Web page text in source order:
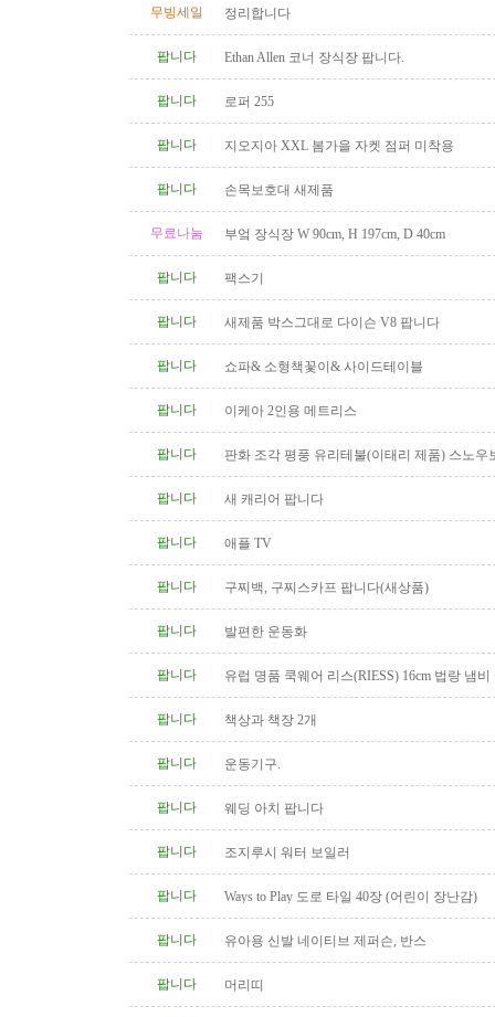
무빙세일 정리합니다
팝니다 Ethan Allen 코너 장식장 팝니다.
팝니다 로퍼 255
팝니다 지오지아 XXL 봄가을 자켓 점퍼 미착용
팝니다 손목보호대 새제품
무료나눔 부엌 장식장 W 90cm, H 197cm, D 40cm
팝니다 팩스기
팝니다 새제품 박스그대로 다이슨 V8 팝니다
팝니다 쇼파& 소형책꽃이& 사이드테이블
팝니다 이케아 2인용 메트리스
팝니다
판화 조각 평풍 유리테불(이태리 제품) 스노우
팝니다
새 캐리어 팝니다
팝니다 애플 TV
팝니다 구찌백, 구찌스카프 팝니다(새상품)
팝니다 발편한 운동화
팝니다 유럽 명품 쿡웨어 리스(RIESS) 16cm 법랑 냄
팝니다 책상과 책장 2개
팝니다 운동기구.
팝니다 웨딩 아치 팝니다
팝니다 조지루시 워터 보일러
팝니다 Ways to Play 도로 타일 40장 (어린이 장난감)
팝니다 유아용 신발 네이티브 제퍼슨, 반스
팝니다 머리띠